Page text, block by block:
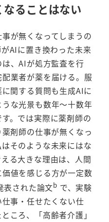
ることはない
が無くなってしまうの
AIに置き換わった未来
、AIが処方監査を行
業者が薬を届ける。服
関する質問も生成AIに
な光景も数年～十数年
。では実際に薬剤師の
剤師の仕事が無くなっ
そのような未来にはな
る大きな理由は、人間
値を感じる方が一定数
表された論文b で、実験
事・任せたくない仕
ころ、「高齢者介護」